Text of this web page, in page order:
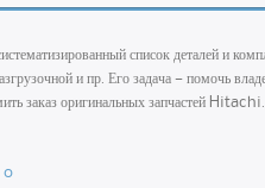
список деталей и
и пр. Его задача — помочь
заказ оригинальных запчастей Hitachi.
0